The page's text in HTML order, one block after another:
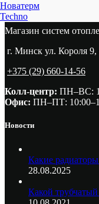
Новатерм
Techno
Магазин систем
г. Минск ул. Короля
+375 (29) 660-14-56
Колл-центр: ПН–ВС:
Офис: ПН–ПТ:
Новости
Какие
28.08.2025
Какой